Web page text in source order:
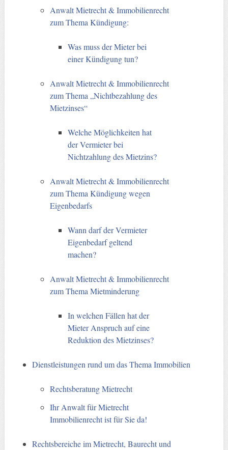
Anwalt Mietrecht & Immobilienrecht
zum Thema Kündigung:
Was muss der Mieter bei
einer Kündigung tun?
Anwalt Mietrecht & Immobilienrecht
zum Thema „Nichtbezahlung des
Mietzinses“
Welche Möglichkeiten hat
der Vermieter bei
Nichtzahlung des Mietzins?
Anwalt Mietrecht & Immobilienrecht
zum Thema Kündigung wegen
Eigenbedarfs
Wann darf der Vermieter
Eigenbedarf geltend
machen?
Anwalt Mietrecht & Immobilienrecht
zum Thema Mietminderung
In welchen Fällen hat der
Mieter Anspruch auf eine
Reduktion des Mietzinses?
Dienstleistungen rund um das Thema Immobilien
Rechtsberatung Mietrecht
Ihr Anwalt für Mietrecht
Immobilienrecht ist für Sie da!
Rechtsbereiche im Mietrecht, Baurecht und